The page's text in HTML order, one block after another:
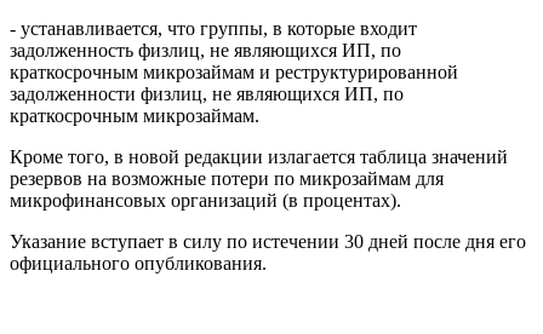
- устанавливается, что группы, в которые входит
задолженность физлиц, не являющихся ИП, по
краткосрочным микрозаймам и реструктурированной
задолженности физлиц, не являющихся ИП, по
краткосрочным микрозаймам.
Кроме того, в новой редакции излагается таблица значений
резервов на возможные потери по микрозаймам для
микрофинансовых организаций (в процентах).
Указание вступает в силу по истечении 30 дней после дня его
официального опубликования.